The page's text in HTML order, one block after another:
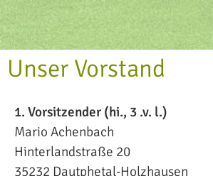
Unser Vorstand
1. Vorsitzender (hi., 3 .v. l.)
Mario Achenbach
Hinterlandstraße 20
35232 Dautphetal-Holzhausen